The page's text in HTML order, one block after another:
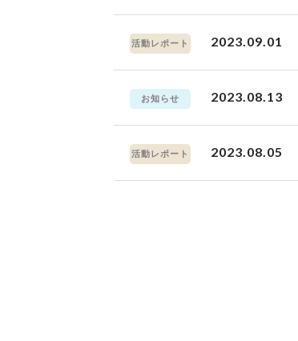
活動レポート 2023.09.01
お知らせ 2023.08.13
活動レポート 2023.08.05